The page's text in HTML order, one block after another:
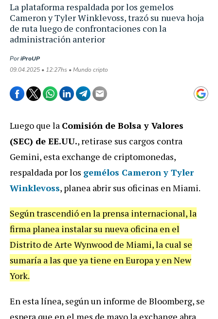
La plataforma respaldada por los gemelos
Cameron y Tyler Winklevoss, trazó su nueva hoja
de ruta luego de confrontaciones con la
administración anterior
PoriProUP
09.04.2025 • 12:27hs • Mundo cripto
Luego que la Comisión de Bolsa y Valores
(SEC) de EE.UU., retirase sus cargos contra
Gemini, esta exchange de criptomonedas,
respaldada por los gemélos Cameron y Tyler
Winklevoss, planea abrir sus oficinas en Miami.
Según trascendió en la prensa internacional, la
firma planea instalar su nueva oficina en el
Distrito de Arte Wynwood de Miami, la cual se
sumaría a las que ya tiene en Europa y en New
York.
En esta línea, según un informe de Bloomberg, se
espera que en el mes de mayo la exchange abra